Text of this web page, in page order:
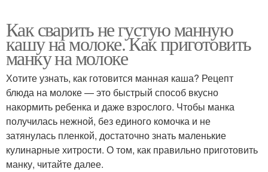
Как сварить не густую манную
кашу на молоке. Как приготовить
манку на молоке
Хотите узнать, как готовится манная каша? Рецепт
блюда на молоке — это быстрый способ вкусно
накормить ребенка и даже взрослого. Чтобы манка
получилась нежной, без единого комочка и не
затянулась пленкой, достаточно знать маленькие
кулинарные хитрости. О том, как правильно приготовить
манку, читайте далее.